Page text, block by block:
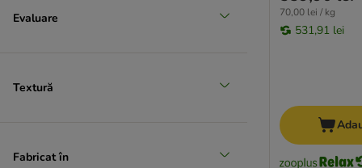
Evaluare
Textură
Fabricat în
70,00 lei / kg
531,91 lei